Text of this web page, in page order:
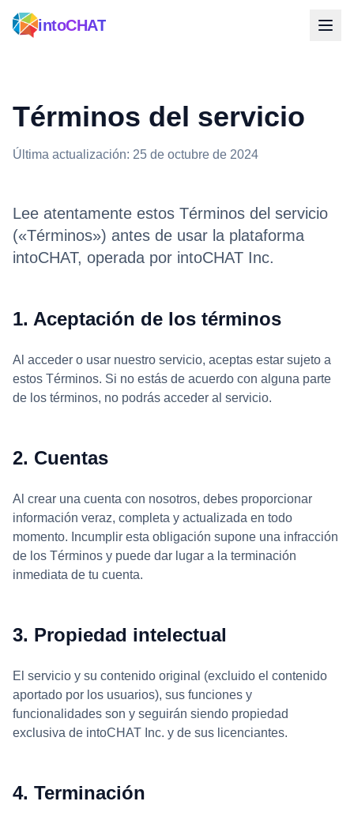
intoCHAT
Términos del servicio
Última actualización: 25 de octubre de 2024
Lee atentamente estos Términos del servicio
(«Términos») antes de usar la plataforma
intoCHAT, operada por intoCHAT Inc.
1. Aceptación de los términos
Al acceder o usar nuestro servicio, aceptas estar sujeto a
estos Términos. Si no estás de acuerdo con alguna parte
de los términos, no podrás acceder al servicio.
2. Cuentas
Al crear una cuenta con nosotros, debes proporcionar
información veraz, completa y actualizada en todo
momento. Incumplir esta obligación supone una infracción
de los Términos y puede dar lugar a la terminación
inmediata de tu cuenta.
3. Propiedad intelectual
El servicio y su contenido original (excluido el contenido
aportado por los usuarios), sus funciones y
funcionalidades son y seguirán siendo propiedad
exclusiva de intoCHAT Inc. y de sus licenciantes.
4. Terminación